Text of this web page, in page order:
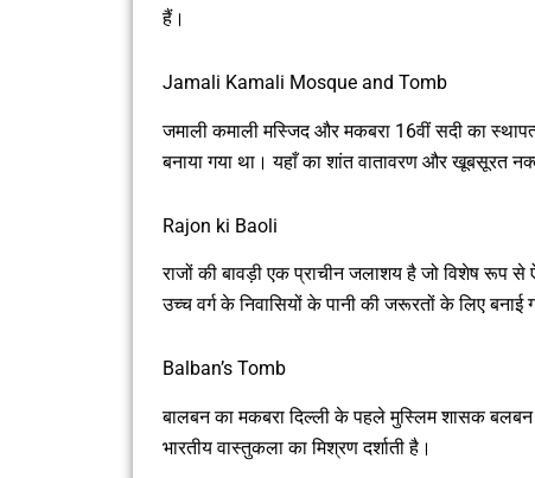
हैं।
Jamali Kamali Mosque and Tomb
जमाली कमाली मस्जिद और मकबरा 16वीं सदी का
बनाया गया था। यहाँ का शांत वातावरण और खूबसूरत
Rajon ki Baoli
राजों की बावड़ी एक प्राचीन जलाशय है जो विशेष रूप
उच्च वर्ग के निवासियों के पानी की जरूरतों के लिए बनाई
Balban’s Tomb
बालबन का मकबरा दिल्ली के पहले मुस्लिम शासक
भारतीय वास्तुकला का मिश्रण दर्शाती है।